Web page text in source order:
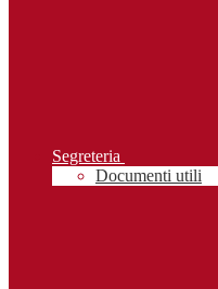
Segreteria
Documenti utili